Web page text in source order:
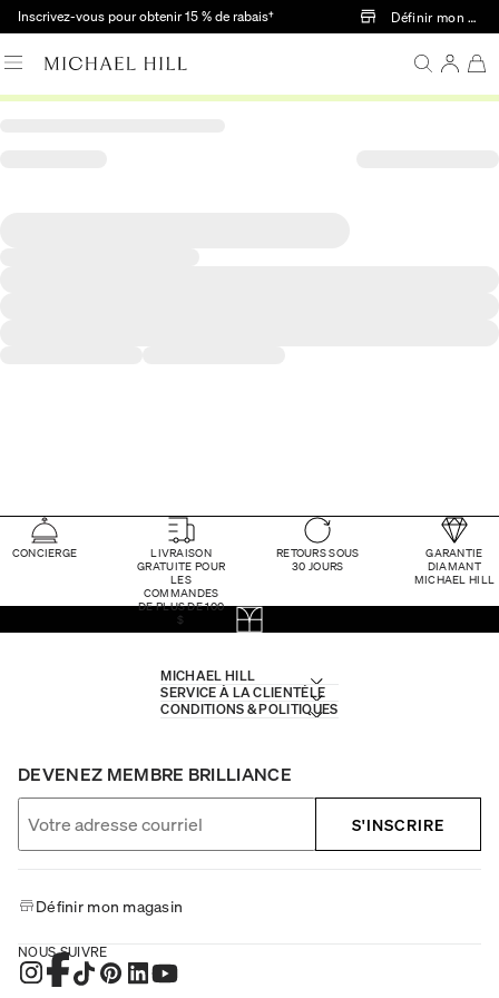
Passer au contenu principal
Inscrivez-vous pour obtenir 15 % de rabais† Définir mon
CONCIERGE
LIVRAISON
GRATUITE POUR
LES
COMMANDES
DE PLUS DE 100
$
RETOURS SOUS
30 JOURS
GARANTIE
DIAMANT
MICHAEL HILL
MICHAEL HILL
SERVICE À LA CLIENTÈLE
CONDITIONS & POLITIQUES
DEVENEZ MEMBRE BRILLIANCE
S'INSCRIRE
Définir mon magasin
NOUS SUIVRE